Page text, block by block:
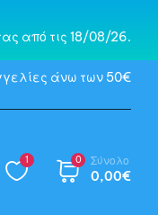
από τις 18/08/26.
άνω των 50€
1 0 Σύνολο
0,00€